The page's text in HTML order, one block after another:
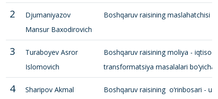
2
Djumaniyazov
Mansur Baxodirovich
Boshqaruv raisining maslahatchisi
3
Turaboyev Asror
Islomovich
Boshqaruv raisining moliya -
transformatsiya masalalari bo‘yicha
4
Sharipov Akmal
Boshqaruv raisining o‘rinbosari -